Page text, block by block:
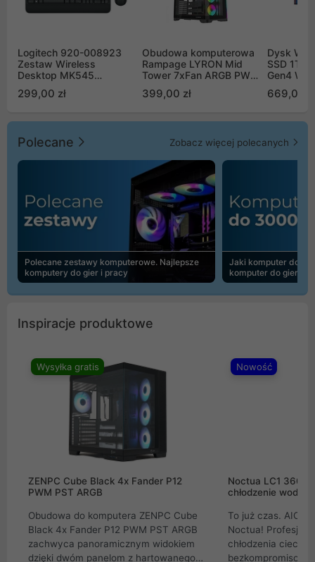
Logitech 920-008923
Zestaw Wireless
Desktop MK545
299,00 zł
Obudowa komputerowa
Rampage LYRON Mid
Tower 7xFan ARGB PWM
399,00 zł
Dysk WD
SSD 1TB
Gen4
669,00
Polecane Zobacz więcej polecanych
Polecane zestawy komputerowe. Najlepsze
komputery do gier i pracy
Jaki komputer do
komputer do gier |
Inspiracje produktowe
Wysyłka gratis
ZENPC Cube Black 4x Fander P12
PWM PST ARGB
Obudowa do komputera ZENPC Cube
Black 4x Fander P12 PWM PST ARGB
zachwyca panoramicznym widokiem
dzięki dwóm panelom z hartowanego
Nowość
Noctua LC1
chłodzenie wodne
To już czas. AIO
Noctua!
chłodzenia cieczą